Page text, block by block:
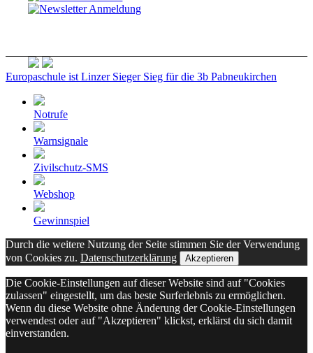
Europaschule ist Linzer Sieger Sieg für die 3b Pabneukirchen
Notrufe
Warnsignale
Zivilschutz-SMS
Webshop
Gewinnspiel
Durch die weitere Nutzung der Seite stimmen Sie der Verwendung
von Cookies zu. Datenschutzerklärung Akzeptieren
Die Cookie-Einstellungen auf dieser Website sind auf "Cookies
zulassen" eingestellt, um das beste Surferlebnis zu ermöglichen.
Wenn du diese Website ohne Änderung der Cookie-Einstellungen
verwendest oder auf "Akzeptieren" klickst, erklärst du sich damit
einverstanden.